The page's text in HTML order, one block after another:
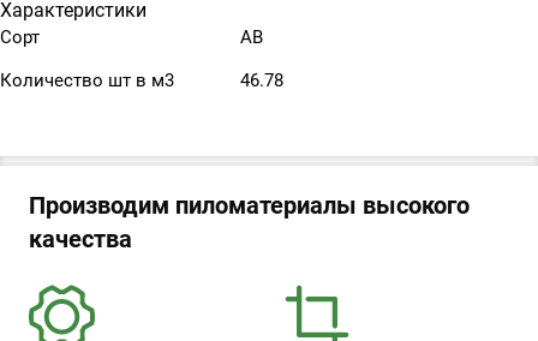
Характеристики
Сорт
АВ
Количество шт в м3
46.78
Производим пиломатериалы высокого
качества